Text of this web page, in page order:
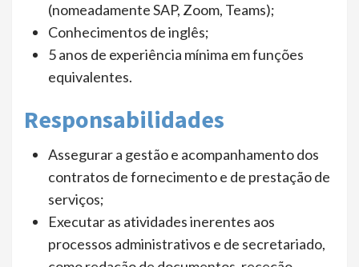
(nomeadamente SAP, Zoom, Teams);
Conhecimentos de inglês;
5 anos de experiência mínima em funções
equivalentes.
Responsabilidades
Assegurar a gestão e acompanhamento dos
contratos de fornecimento e de prestação de
serviços;
Executar as atividades inerentes aos
processos administrativos e de secretariado,